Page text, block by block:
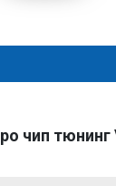
чип тюнинг